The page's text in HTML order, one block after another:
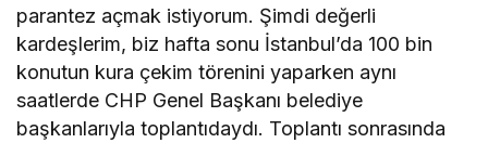
parantez açmak istiyorum. Şimdi değerli
kardeşlerim, biz hafta sonu İstanbul’da 100 bin
konutun kura çekim törenini yaparken aynı
saatlerde CHP Genel Başkanı belediye
başkanlarıyla toplantıdaydı. Toplantı sonrasında